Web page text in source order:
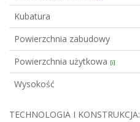
Kubatura
Powierzchnia zabudowy
Powierzchnia użytkowa [i]
Wysokość
TECHNOLOGIA I KONSTRUKCJA: